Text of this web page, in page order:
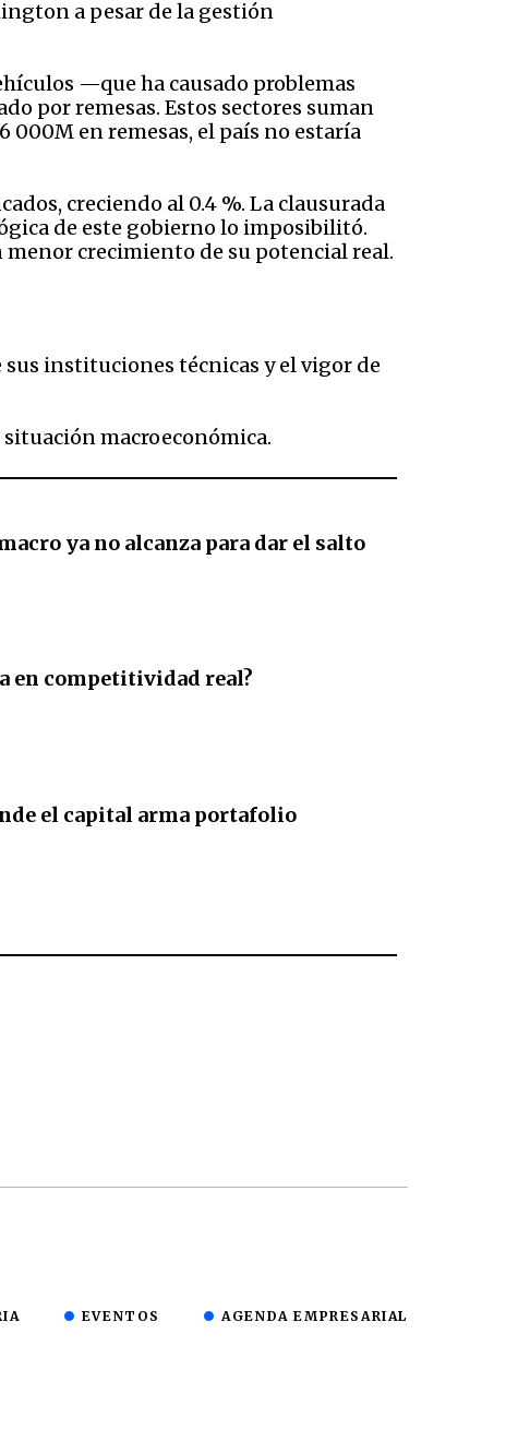
a pesar de la gestión
—que ha causado problemas
por remesas. Estos sectores suman
000M en remesas, el país no estaría
creciendo al 0.4 %. La clausurada
de este gobierno lo imposibilitó.
crecimiento de su potencial real.
instituciones técnicas y el vigor de
macroeconómica.
ya no alcanza para dar el salto
en competitividad real?
el capital arma portafolio
EVENTOS AGENDA EMPRESARIAL